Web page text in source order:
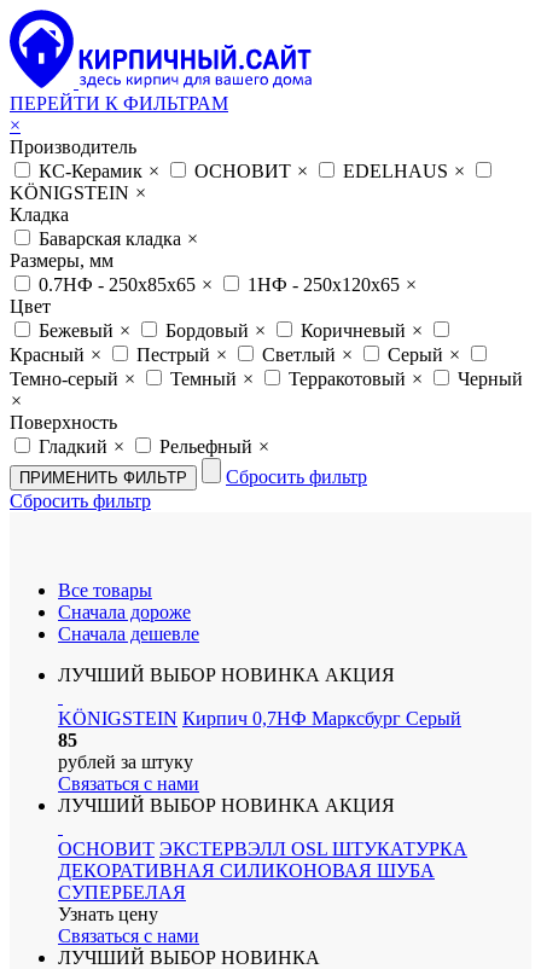
ПЕРЕЙТИ К ФИЛЬТРАМ
×
Производитель
КС-Керамик × ОСНОВИТ × EDELHAUS ×
KÖNIGSTEIN ×
Кладка
Баварская кладка ×
Размеры, мм
0.7НФ - 250х85х65 × 1НФ - 250х120х65 ×
Цвет
Бежевый × Бордовый × Коричневый ×
Красный × Пестрый × Светлый × Серый ×
Темно-серый × Темный × Терракотовый ×
Черный
×
Поверхность
Гладкий × Рельефный ×
Сбросить фильтр
Сбросить фильтр
Все товары
Сначала дороже
Сначала дешевле
ЛУЧШИЙ ВЫБОР НОВИНКА АКЦИЯ
KÖNIGSTEIN Кирпич 0,7НФ Марксбург Серый
85
рублей за штуку
Связаться с нами
ЛУЧШИЙ ВЫБОР НОВИНКА АКЦИЯ
ОСНОВИТ ЭКСТЕРВЭЛЛ ОSL ШТУКАТУРКА
ДЕКОРАТИВНАЯ СИЛИКОНОВАЯ ШУБА
СУПЕРБЕЛАЯ
Узнать цену
Связаться с нами
ЛУЧШИЙ ВЫБОР НОВИНКА